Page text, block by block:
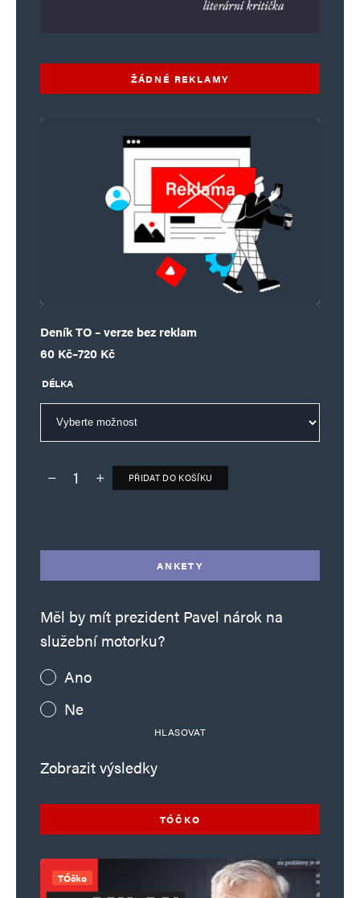
ŽÁDNÉ REKLAMY
Deník TO – verze bez reklam
60 Kč–720 Kč
Rozpětí cen: 60 Kč až 720 Kč
DÉLKA
Deník TO – verze bez reklam množství
PŘIDAT DO KOŠÍKU
ANKETY
Měl by mít prezident Pavel nárok na
služební motorku?
Ano
Ne
HLASOVAT
Zobrazit výsledky
TÓČKO
TÓčko